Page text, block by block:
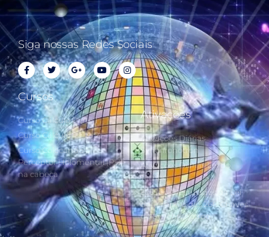
Siga nossas Redes Sociais
Cursos
Curso Cálculo Parte 1
Curso Cálculo Parte 2
Curso Colocando o
Perceptor Holomental (PH)
na cabeça
Ativações
Ativações Diárias
Synchronotron
Ativações Diárias Lei do
Tempo
Estudos Postulados da Lei
do Tempo e das 260 Chaves
do Synchronotron